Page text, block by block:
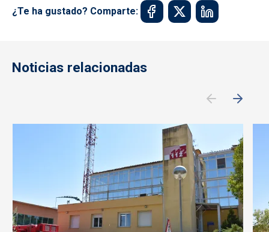
¿Te ha gustado? Comparte:
Noticias relacionadas